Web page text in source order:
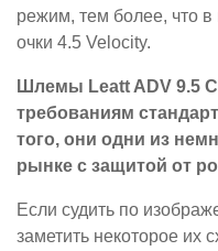
режим, тем более, что в
очки 4.5 Velocity.
Шлемы Leatt ADV 9.5
требованиям
того, они одни из
рынке с защитой от
Если судить по
заметить некоторое их